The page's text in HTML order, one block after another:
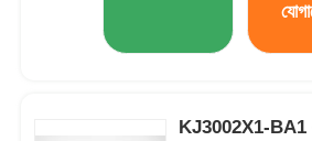
KJ3002X1-BA1